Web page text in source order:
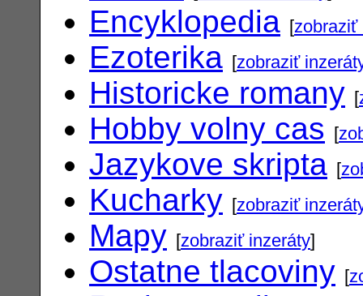
Encyklopedia [zobraziť
Ezoterika [zobraziť
Historicke romany [
Hobby volny cas [
Jazykove skripta [
Kucharky [zobraziť
Mapy [zobraziť inzeráty]
Ostatne tlacoviny [